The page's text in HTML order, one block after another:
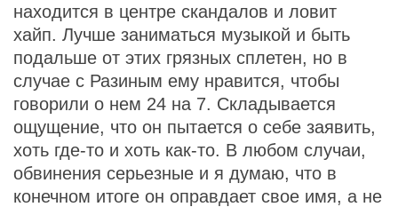
находится в центре скандалов и ловит
хайп. Лучше заниматься музыкой и быть
подальше от этих грязных сплетен, но в
случае с Разиным ему нравится, чтобы
говорили о нем 24 на 7. Складывается
ощущение, что он пытается о себе заявить,
хоть где-то и хоть как-то. В любом случаи,
обвинения серьезные и я думаю, что в
конечном итоге он оправдает свое имя, а не